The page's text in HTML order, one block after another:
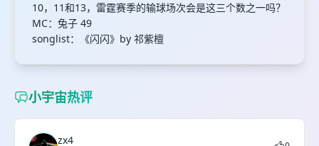
10，11和13，雷霆赛季的输球场次会是这三个数之一吗？
MC：兔子 49
songlist：《闪闪》by 祁紫檀
小宇宙热评
zx4